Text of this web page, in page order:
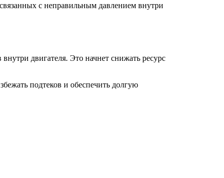
с неправильным давлением внутри
двигателя. Это начнет снижать ресурс
подтеков и обеспечить долгую